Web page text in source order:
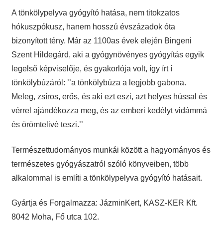
A tönkölypelyva gyógyító hatása, nem titokzatos
hókuszpókusz, hanem hosszú évszázadok óta
bizonyított tény. Már az 1100as évek elején Bingeni
Szent Hildegárd, aki a gyógynövényes gyógyítás egyik
legelső képviselője, és gyakorlója volt, így írt í
tönkölybúzáról: ’’a tönkölybúza a legjobb gabona.
Meleg, zsíros, erős, és aki ezt eszi, azt helyes hússal és
vérrel ajándékozza meg, és az emberi kedélyt vidámmá
és örömtelivé teszi.’’
Természettudományos munkái között a hagyományos és
természetes gyógyászatról szóló könyveiben, több
alkalommal is említi a tönkölypelyva gyógyító hatásait.
Gyártja és Forgalmazza: JázminKert, KASZ-KER Kft.
8042 Moha, Fő utca 102.